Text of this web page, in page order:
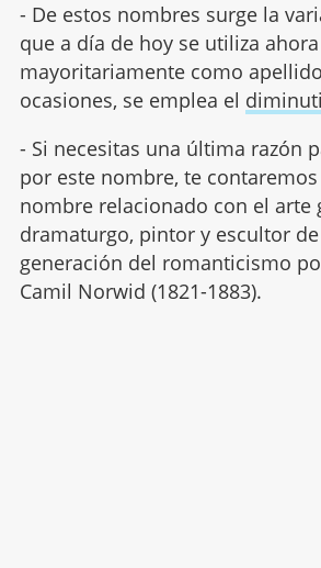
- De estos nombres surge la
que a día de hoy se utiliza ahora
mayoritariamente como
ocasiones, se emplea el
- Si necesitas una última razón
por este nombre, te
nombre relacionado con el arte
dramaturgo, pintor y escultor
generación del romanticismo
Camil Norwid (1821-1883).